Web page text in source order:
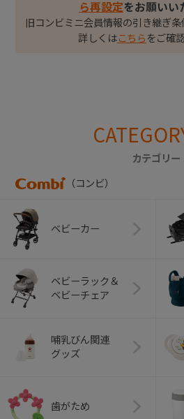
ら再設定をお願いい
旧コンビミニ会員情報の引き継ぎ条
詳しくはこちら をご確
カテゴリー
（コンビ）
ベビーカー
ベビーラック＆
ベビーチェア
哺乳びん関連
グッズ
歯がため